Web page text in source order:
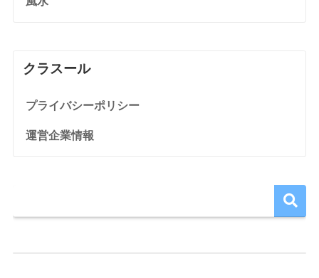
クラスール
プライバシーポリシー
運営企業情報